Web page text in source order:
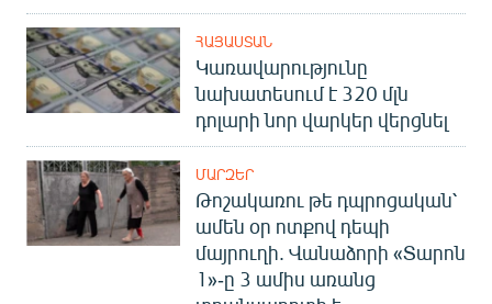
ՀԱՅԱՍՏԱՆ
Կառավարությունը
նախատեսում է 320 մլն
դոլարի նոր վարկեր վերցնել
ՄԱՐԶԵՐ
Թոշակառու թե դպրոցական՝
ամեն օր ոտքով դեպի
մայրուղի. Վանաձորի «Տարոն
1»-ը 3 ամիս առանց